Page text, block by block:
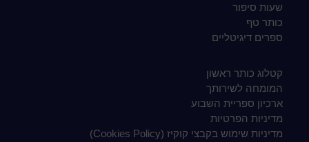
שעות סיפור
כותר טף
ספרים דיגיטליים
קטלוג כותר ראשון
המומחה לשירותך
ארכיון ספריית השבוע
מדיניות הפרטיות
מדיניות שימוש בקבצי קוקיז (Cookies Policy)